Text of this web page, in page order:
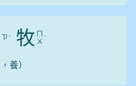
ㄗ ˋ 牧 ㄇ
ㄨ ˋ
養）